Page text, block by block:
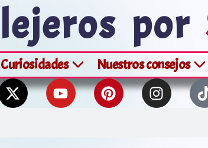
por
Curiosidades Nuestros consejos